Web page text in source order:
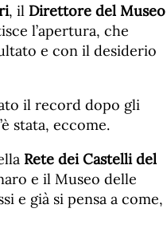
, il Direttore del Museo
l’apertura, che
e con il desiderio
il record dopo gli
stata, eccome.
Rete dei Castelli del
e il Museo delle
e già si pensa a come,